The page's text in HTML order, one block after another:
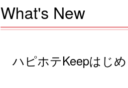
What's New
ハピホテKeepはじめ